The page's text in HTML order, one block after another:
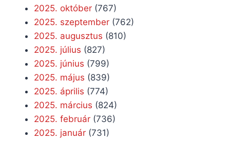
2025. október (767)
2025. szeptember (762)
2025. augusztus (810)
2025. július (827)
2025. június (799)
2025. május (839)
2025. április (774)
2025. március (824)
2025. február (736)
2025. január (731)